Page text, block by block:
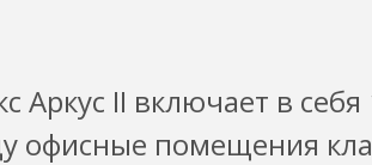
Аркус II включает в себя
офисные помещения